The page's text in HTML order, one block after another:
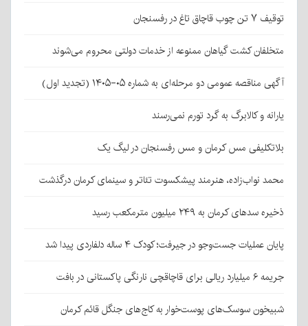
توقیف ۷ تن چوب قاچاق تاغ در رفسنجان
متخلفان کشت گیاهان ممنوعه از خدمات دولتی محروم می‌شوند
آگهی مناقصه عمومی دو مرحله‌ای به شماره ۰۵-۱۴۰۵ (تجدید اول)
یارانه و کالابرگ به گرد تورم نمی‌رسند
بلاتکلیفی مس کرمان و مس رفسنجان در لیگ یک
محمد نواب‌زاده، هنرمند پیشکسوت تئاتر و سینمای کرمان درگذشت
ذخیره سدهای کرمان به ۲۴۹ میلیون مترمکعب رسید
پایان عملیات جست‌وجو در جیرفت؛ کودک ۴ ساله دلفاردی پیدا شد
جریمه ۶ میلیارد ریالی برای قاچاقچی نارنگی پاکستانی در بافت
شبیخون سوسک‌های پوست‌خوار به کاج‌های جنگل قائم کرمان